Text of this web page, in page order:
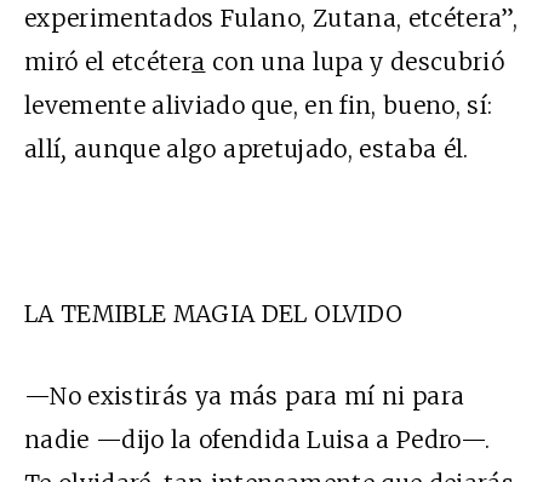
experimentados Fulano, Zutana, etcétera”,
miró el etcétera con una lupa y descubrió
levemente aliviado que, en fin, bueno, sí:
allí, aunque algo apretujado, estaba él.
LA TEMIBLE MAGIA DEL OLVIDO
—No existirás ya más para mí ni para
nadie —dijo la ofendida Luisa a Pedro—.